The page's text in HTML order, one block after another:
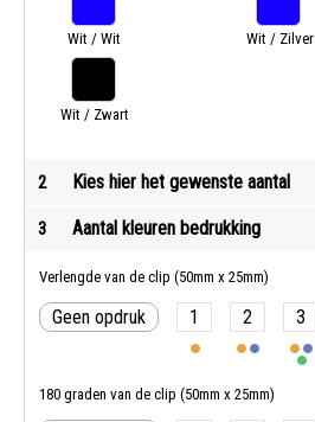
Wit / Wit Wit / Zilver
Wit / Zwart
2 Kies hier het gewenste aantal
3 Aantal kleuren bedrukking
Verlengde van de clip (50mm x 25mm)
Geen opdruk 1 2 3
180 graden van de clip (50mm x 25mm)